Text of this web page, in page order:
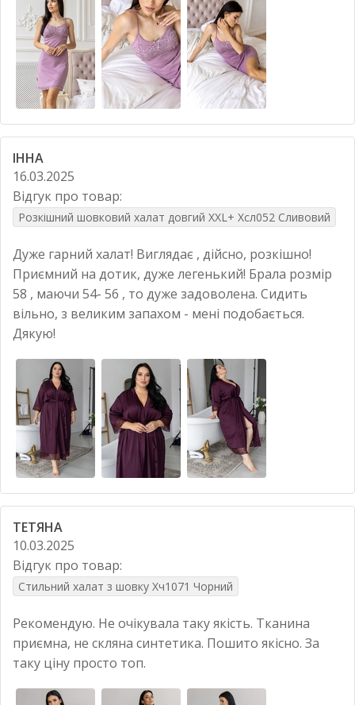
ІННА
16.03.2025
Відгук про товар:
Розкішний шовковий халат довгий XXL+ Хсл052 Сливовий
Дуже гарний халат! Виглядає , дійсно, розкішно!
Приємний на дотик, дуже легенький! Брала розмір
58 , маючи 54- 56 , то дуже задоволена. Сидить
вільно, з великим запахом - мені подобається.
Дякую!
ТЕТЯНА
10.03.2025
Відгук про товар:
Стильний халат з шовку Хч1071 Чорний
Рекомендую. Не очікувала таку якість. Тканина
приємна, не скляна синтетика. Пошито якісно. За
таку ціну просто топ.